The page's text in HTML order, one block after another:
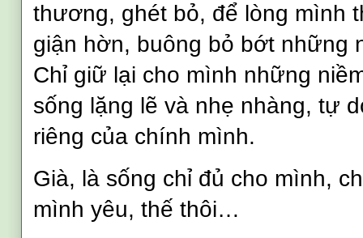
thương, ghét bỏ, để lòng mình
giận hờn, buông bỏ bớt những
Chỉ giữ lại cho mình những
sống lặng lẽ và nhẹ nhàng, tự
riêng của chính mình.
Già, là sống chỉ đủ cho mình,
mình yêu, thế thôi…